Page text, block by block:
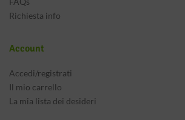
Richiesta info
Account
Accedi/registrati
Il mio carrello
La mia lista dei desideri